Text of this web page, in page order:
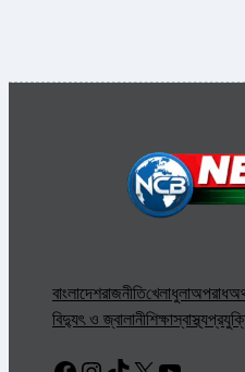
বাংলাদেশরাজনীতিখেলাধুলাঅপরাধ
বিদ্যুৎ ও জ্বালানীশিক্ষাস্বাস্থ্য